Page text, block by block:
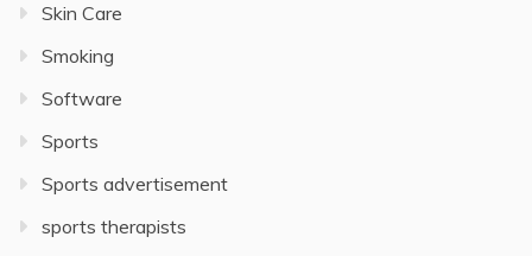
Skin Care
Smoking
Software
Sports
Sports advertisement
sports therapists